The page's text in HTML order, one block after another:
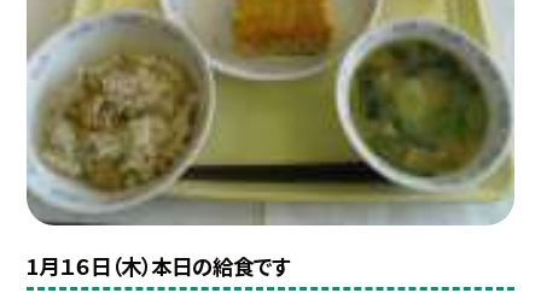
1月１６日（木）本日の給食です